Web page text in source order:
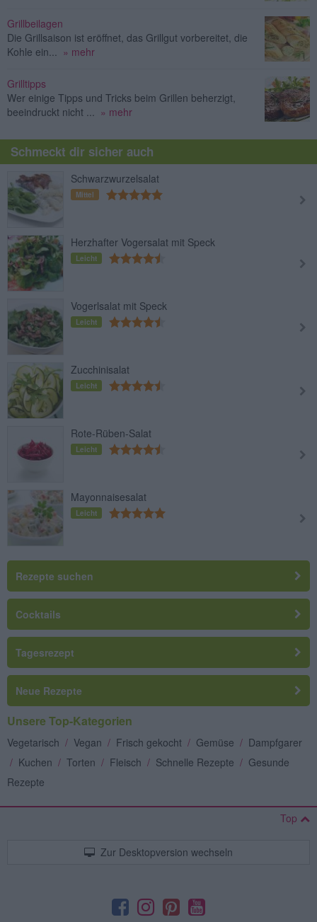
Grillbeilagen
Die Grillsaison ist eröffnet, das Grillgut vorbereitet, die
Kohle ein... » mehr
Grilltipps
Wer einige Tipps und Tricks beim Grillen beherzigt,
beeindruckt nicht ... » mehr
Schmeckt dir sicher auch
Schwarzwurzelsalat
Mittel
Herzhafter Vogersalat mit Speck
Leicht
Vogerlsalat mit Speck
Leicht
Zucchinisalat
Leicht
Rote-Rüben-Salat
Leicht
Mayonnaisesalat
Leicht
Rezepte suchen
Cocktails
Tagesrezept
Neue Rezepte
Unsere Top-Kategorien
Vegetarisch / Vegan / Frisch gekocht / Gemüse / Dampfgarer
/ Kuchen / Torten / Fleisch / Schnelle Rezepte / Gesunde
Rezepte
Top
Zur Desktopversion wechseln